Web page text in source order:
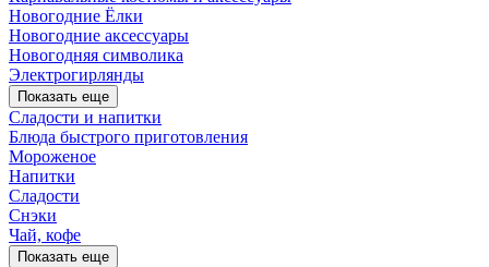
Новогодние Ёлки
Новогодние аксессуары
Новогодняя символика
Электрогирлянды
Показать еще
Сладости и напитки
Блюда быстрого приготовления
Мороженое
Напитки
Сладости
Снэки
Чай, кофе
Показать еще